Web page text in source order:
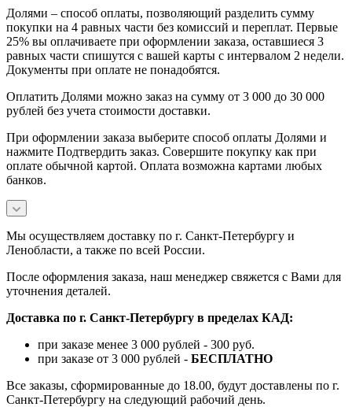
Долями – способ оплаты, позволяющий разделить сумму
покупки на 4 равных части без комиссий и переплат. Первые
25% вы оплачиваете при оформлении заказа, оставшиеся 3
равных части спишутся с вашей карты с интервалом 2 недели.
Документы при оплате не понадобятся.
Оплатить Долями можно заказ на сумму от 3 000 до 30 000
рублей без учета стоимости доставки.
При оформлении заказа выберите способ оплаты Долями и
нажмите Подтвердить заказ. Совершите покупку как при
оплате обычной картой. Оплата возможна картами любых
банков.
Мы осуществляем доставку по г. Санкт-Петербургу и
Ленобласти, а также по всей России.
После оформления заказа, наш менеджер свяжется с Вами для
уточнения деталей.
Доставка по г. Санкт-Петербургу в пределах КАД:
при заказе менее 3 000 рублей - 300 руб.
при заказе от 3 000 рублей - БЕСПЛАТНО
Все заказы, сформированные до 18.00, будут доставлены по г.
Санкт-Петербургу на следующий рабочий день.